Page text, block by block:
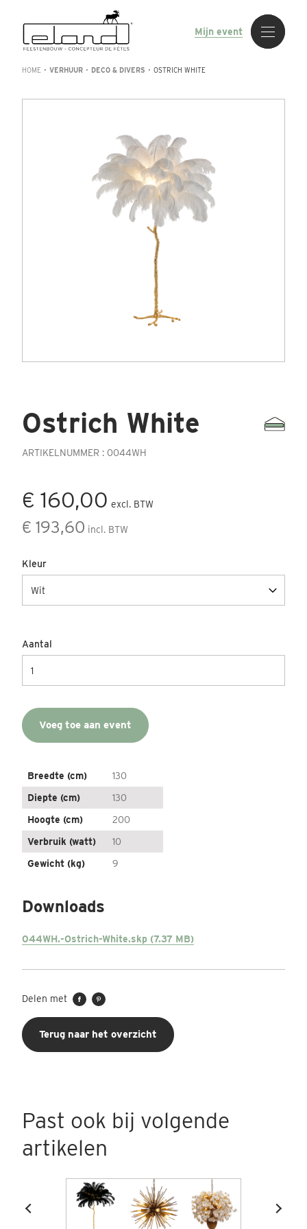
Mijn event
HOME • VERHUUR • DECO & DIVERS • OSTRICH WHITE
Ostrich White
ARTIKELNUMMER : 0044WH
€ 160,00 excl. BTW
€ 193,60 incl. BTW
Kleur
Aantal
Voeg toe aan event
Breedte (cm)
130
Diepte (cm)
130
Hoogte (cm)
200
Verbruik (watt)
10
Gewicht (kg)
9
Downloads
044WH.-Ostrich-White.skp (7.37 MB)
Delen met
Terug naar het overzicht
Past ook bij volgende
artikelen